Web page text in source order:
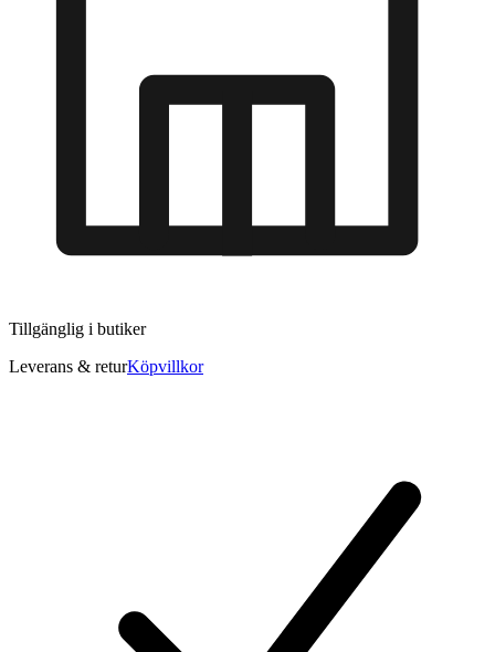
Tillgänglig i butiker
Leverans & returKöpvillkor